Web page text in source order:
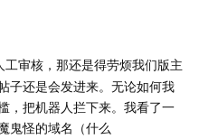
审核，那还是得劳烦我们版主
子还是会发进来。无论如何我
，把机器人拦下来。我看了一
鬼怪的域名（什么